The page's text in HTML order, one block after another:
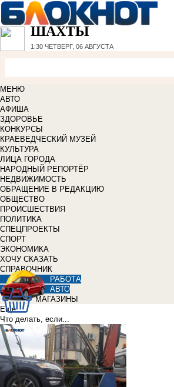
ШАХТЫ
1:30 ЧЕТВЕРГ, 06 АВГУСТА
МЕНЮ
АВТО
АФИША
ЗДОРОВЬЕ
КОНКУРСЫ
КРАЕВЕДЧЕСКИЙ МУЗЕЙ
КУЛЬТУРА
ЛИЦА ГОРОДА
НАРОДНЫЙ РЕПОРТЁР
НЕДВИЖИМОСТЬ
ОБРАЩЕНИЕ В РЕДАКЦИЮ
ОБЩЕСТВО
ПРОИСШЕСТВИЯ
ПОЛИТИКА
СПЕЦПРОЕКТЫ
СПОРТ
ЭКОНОМИКА
ХОЧУ СКАЗАТЬ
СПРАВОЧНИК
РАБОТА
АВТО
МАГАЗИНЫ
Еще
Что делать, если...